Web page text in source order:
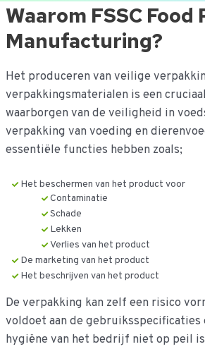
Ga
naar
de
Waarom FSSC Food
Manufacturing?
Het produceren van veilige
verpakkingsmaterialen is een
waarborgen van de veiligheid in
verpakking van voeding en
essentiële functies hebben zoals;
Het beschermen van het product voor
Contaminatie
Schade
Lekken
Verlies van het product
De marketing van het product
Het beschrijven van het product
De verpakking kan zelf een risico
voldoet aan de gebruiksspecificaties
hygiëne van het bedrijf niet op peil